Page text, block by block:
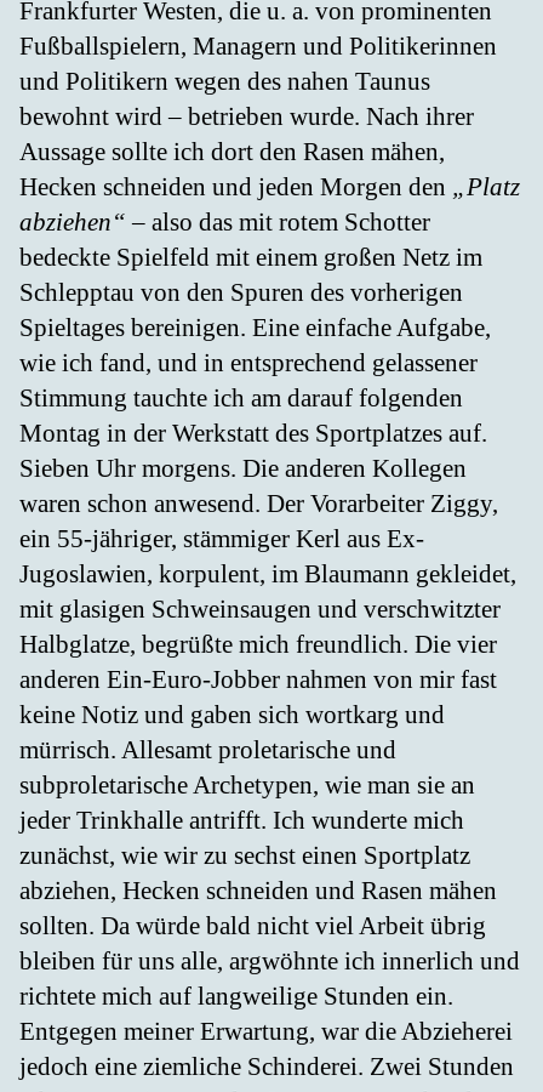
Frankfurter Westen, die u. a. von prominenten
Fußballspielern, Managern und Politikerinnen
und Politikern wegen des nahen Taunus
bewohnt wird – betrieben wurde. Nach ihrer
Aussage sollte ich dort den Rasen mähen,
Hecken schneiden und jeden Morgen den „Platz
abziehen“ – also das mit rotem Schotter
bedeckte Spielfeld mit einem großen Netz im
Schlepptau von den Spuren des vorherigen
Spieltages bereinigen. Eine einfache Aufgabe,
wie ich fand, und in entsprechend gelassener
Stimmung tauchte ich am darauf folgenden
Montag in der Werkstatt des Sportplatzes auf.
Sieben Uhr morgens. Die anderen Kollegen
waren schon anwesend. Der Vorarbeiter Ziggy,
ein 55-jähriger, stämmiger Kerl aus Ex-
Jugoslawien, korpulent, im Blaumann gekleidet,
mit glasigen Schweinsaugen und verschwitzter
Halbglatze, begrüßte mich freundlich. Die vier
anderen Ein-Euro-Jobber nahmen von mir fast
keine Notiz und gaben sich wortkarg und
mürrisch. Allesamt proletarische und
subproletarische Archetypen, wie man sie an
jeder Trinkhalle antrifft. Ich wunderte mich
zunächst, wie wir zu sechst einen Sportplatz
abziehen, Hecken schneiden und Rasen mähen
sollten. Da würde bald nicht viel Arbeit übrig
bleiben für uns alle, argwöhnte ich innerlich und
richtete mich auf langweilige Stunden ein.
Entgegen meiner Erwartung, war die Abzieherei
jedoch eine ziemliche Schinderei. Zwei Stunden